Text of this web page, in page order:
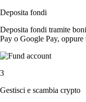
Deposita fondi
Deposita fondi tramite
Pay o Google Pay,
3
Gestisci e scambia crypto